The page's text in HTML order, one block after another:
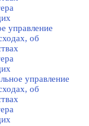
управление
об
управление
об